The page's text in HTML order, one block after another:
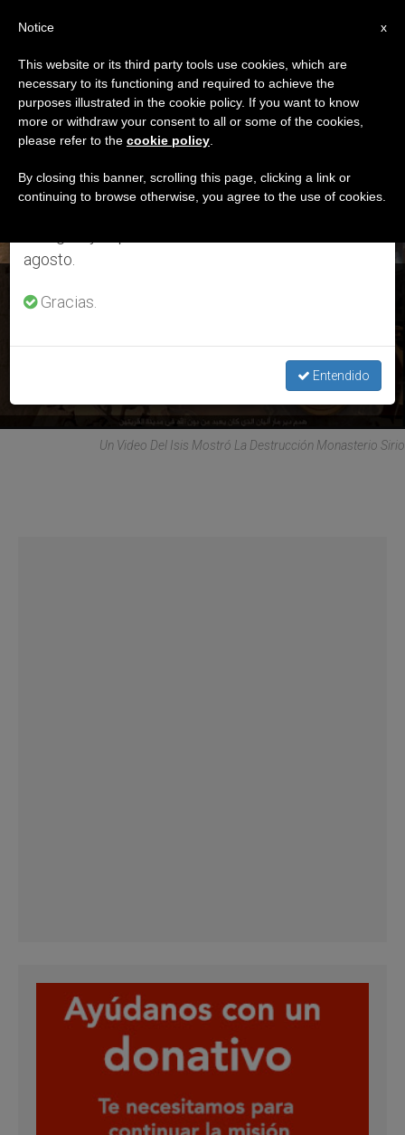
DÍA
Abril 6th, 2016
ÚLTIMAS NOTICIAS
devastado por el Isis
Un Video Del Isis Mostró La Destrucción Monasterio Sirio
×
Aviso importante
Del 27 de julio al 7 de agosto haremos la pausa
anual, aprovechando que en el periodo de verano
se generan menos informaciones y también el
agosto.
Gracias.
Entendido
x
Notice
This website or its third party tools use cookies, which are
necessary to its functioning and required to achieve the
purposes illustrated in the cookie policy. If you want to know
more or withdraw your consent to all or some of the cookies,
please refer to the cookie policy
By closing this banner, scrolling this page, clicking a link or
continuing to browse otherwise, you agree to the use of cookies.